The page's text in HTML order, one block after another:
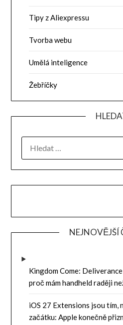
Tipy z Aliexpressu
Tvorba webu
Umělá inteligence
Žebříčky
NEJNOVĚJŠÍ
Kingdom Come:
proč mám handheld raději
iOS 27 Extensions jsou tím,
začátku: Apple konečně